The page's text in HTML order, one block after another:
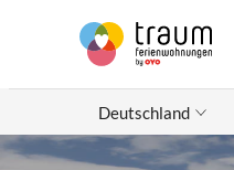
Deutschland